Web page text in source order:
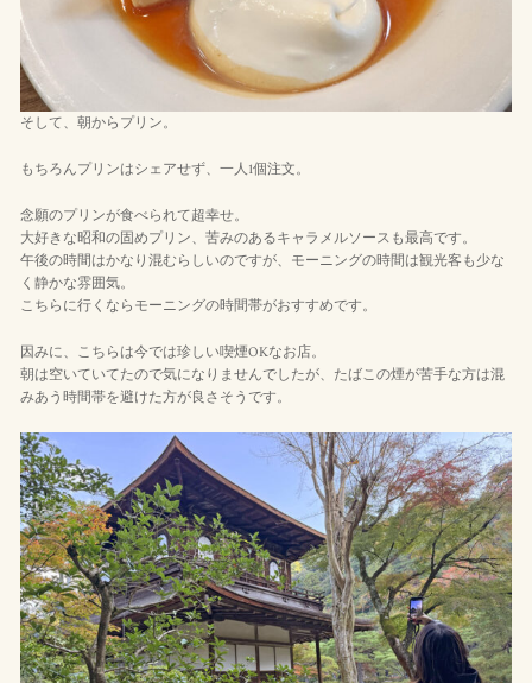
そして、朝からプリン。
もちろんプリンはシェアせず、一人1個注文。
念願のプリンが食べられて超幸せ。
大好きな昭和の固めプリン、苦みのあるキャラメルソースも最高です。
午後の時間はかなり混むらしいのですが、モーニングの時間は観光客も少な
く静かな雰囲気。
こちらに行くならモーニングの時間帯がおすすめです。
因みに、こちらは今では珍しい喫煙OKなお店。
朝は空いていてたので気になりませんでしたが、たばこの煙が苦手な方は混
みあう時間帯を避けた方が良さそうです。